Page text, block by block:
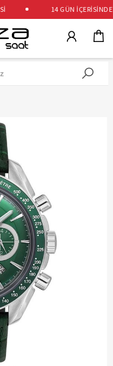
14 GÜN İÇERİSİNDE